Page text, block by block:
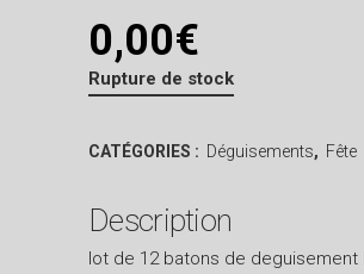
0,00€
Rupture de stock
CATÉGORIES : Déguisements, Fête
Description
lot de 12 batons de deguisement